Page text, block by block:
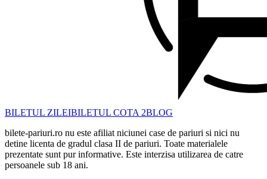
BILETUL ZILEIBILETUL COTA 2BLOG
bilete-pariuri.ro nu este afiliat niciunei case de pariuri si nici nu
detine licenta de gradul clasa II de pariuri. Toate materialele
prezentate sunt pur informative. Este interzisa utilizarea de catre
persoanele sub 18 ani.